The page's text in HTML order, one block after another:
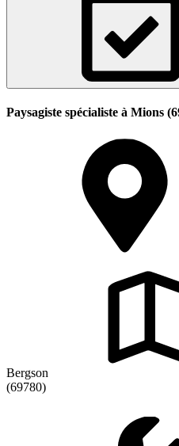
Paysagiste spécialiste à Mions
Bergson
(69780)